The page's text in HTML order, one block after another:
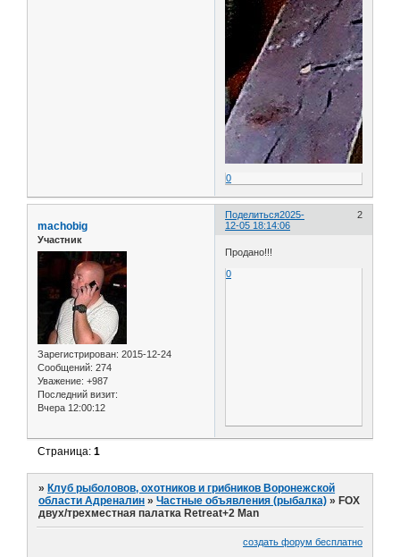
0
Поделиться 2
2025-
12-05 18:14:06
machobig
Участник
Зарегистрирован: 2015-12-24
Сообщений: 274
Уважение: +987
Последний визит:
Вчера 12:00:12
Продано!!!
0
Страница:1
» Клуб рыболовов, охотников и грибников Воронежской
области Адреналин »Частные объявления (рыбалка) » FOX
двух/трехместная палатка Retreat+2 Man
создать форум бесплатно